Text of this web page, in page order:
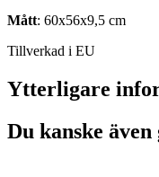
Mått: 60x56x9,5 cm
Tillverkad i EU
Ytterligare
Du kanske